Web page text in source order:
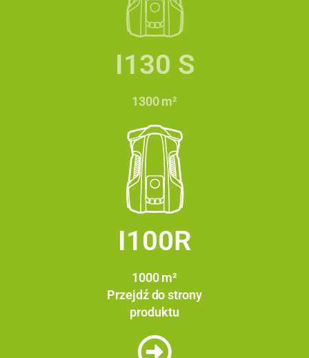
I130 S
1300 m²
I100R
1000 m²
Przejdź do strony
produktu